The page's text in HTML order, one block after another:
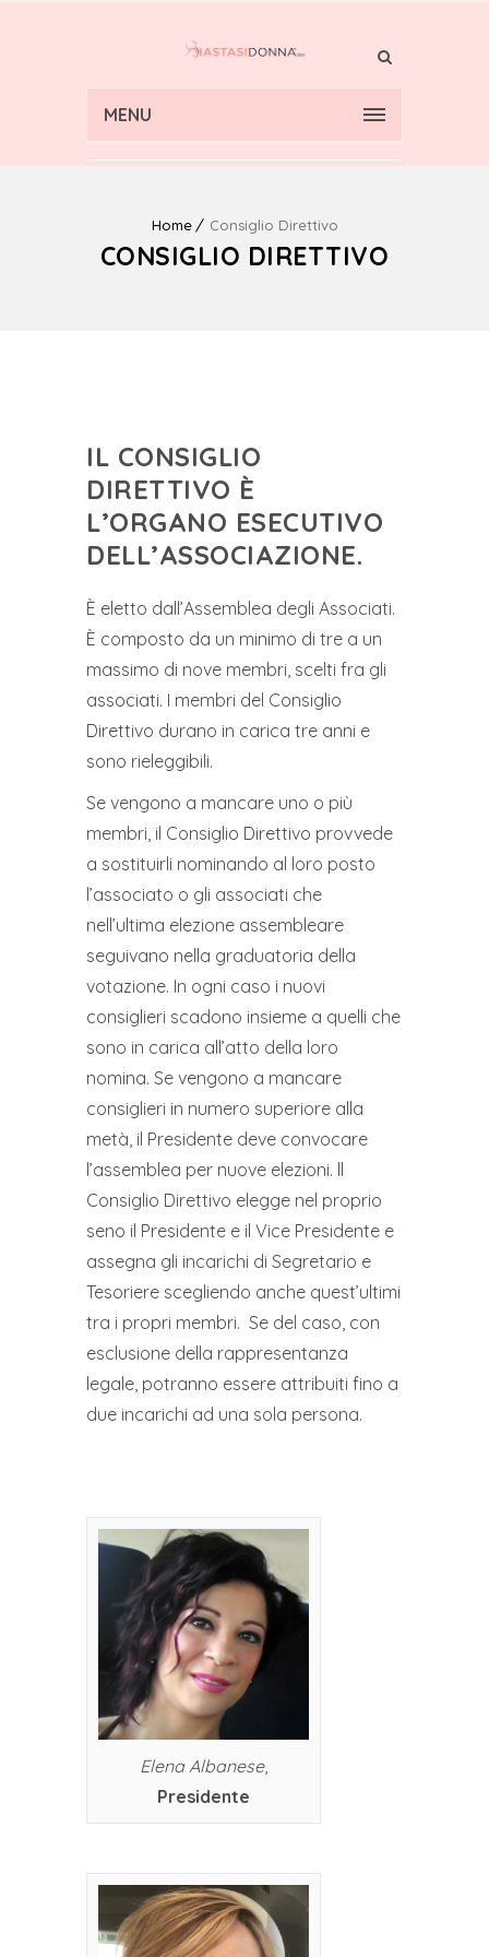
MENU
Home Consiglio Direttivo
CONSIGLIO DIRETTIVO
IL CONSIGLIO
DIRETTIVO È
L’ORGANO ESECUTIVO
DELL’ASSOCIAZIONE.
È eletto dall’Assemblea degli Associati.
È composto da un minimo di tre a un
massimo di nove membri, scelti fra gli
associati. I membri del Consiglio
Direttivo durano in carica tre anni e
sono rieleggibili.
Se vengono a mancare uno o più
membri, il Consiglio Direttivo provvede
a sostituirli nominando al loro posto
l’associato o gli associati che
nell’ultima elezione assembleare
seguivano nella graduatoria della
votazione. In ogni caso i nuovi
consiglieri scadono insieme a quelli che
sono in carica all’atto della loro
nomina. Se vengono a mancare
consiglieri in numero superiore alla
metà, il Presidente deve convocare
l’assemblea per nuove elezioni. ll
Consiglio Direttivo elegge nel proprio
seno il Presidente e il Vice Presidente e
assegna gli incarichi di Segretario e
Tesoriere scegliendo anche quest’ultimi
tra i propri membri. Se del caso, con
esclusione della rappresentanza
legale, potranno essere attribuiti fino a
due incarichi ad una sola persona.
Elena Albanese,
Presidente